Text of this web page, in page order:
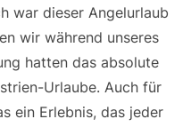
war dieser Angelurlaub
wir während unseres
hatten das absolute
Urlaube. Auch für
ein Erlebnis, das jeder